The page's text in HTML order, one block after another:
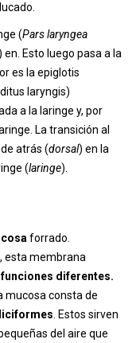
(Pars laryngea
en. Esto luego pasa a la
es la epiglotis
laryngis)
a la laringe y, por
La transición al
atrás (dorsal) en la
(laringe).
forrado.
esta membrana
diferentes.
mucosa consta de
. Estos sirven
del aire que